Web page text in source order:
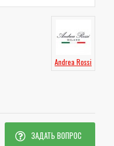
Andrea Rossi
ЗАДАТЬ ВОПРОС